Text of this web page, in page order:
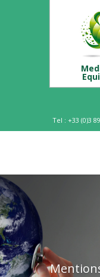
Tel : +33 (0)3